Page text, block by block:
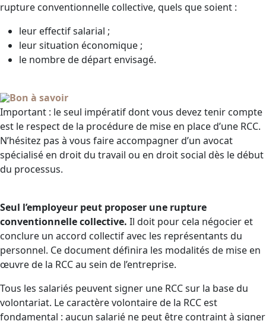
rupture conventionnelle collective, quels que soient :
leur effectif salarial ;
leur situation économique ;
le nombre de départ envisagé.
Bon à savoir
Important : le seul impératif dont vous devez tenir compte
est le respect de la procédure de mise en place d’une RCC.
N’hésitez pas à vous faire accompagner d’un avocat
spécialisé en droit du travail ou en droit social dès le début
du processus.
Seul l’employeur peut proposer une rupture
conventionnelle collective. Il doit pour cela négocier et
conclure un accord collectif avec les représentants du
personnel. Ce document définira les modalités de mise en
œuvre de la RCC au sein de l’entreprise.
Tous les salariés peuvent signer une RCC sur la base du
volontariat. Le caractère volontaire de la RCC est
fondamental : aucun salarié ne peut être contraint à signer